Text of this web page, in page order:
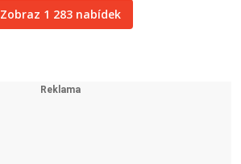
Zobraz 1 283 nabídek